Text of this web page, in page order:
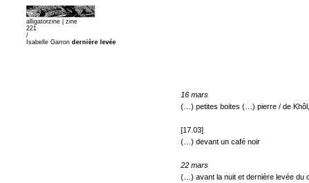
alligatorzine | zine
221
/
Isabelle Garron dernière levée
16 mars
(…) petites boites (…) pierre / de
[17.03]
(…) devant un café noir
22 mars
(…) avant la nuit et dernière levée du